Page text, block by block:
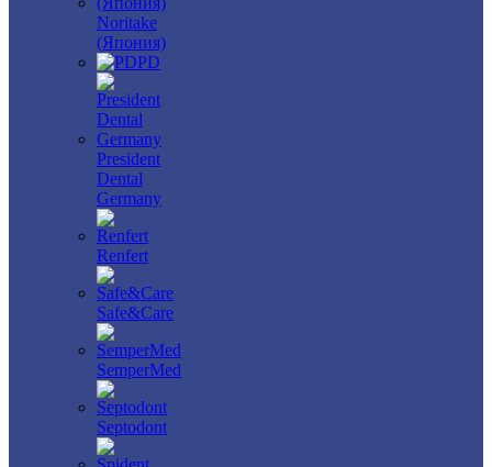
Noritake
(Япония)
PD
President
Dental
Germany
Renfert
Safe&Care
SemperMed
Septodont